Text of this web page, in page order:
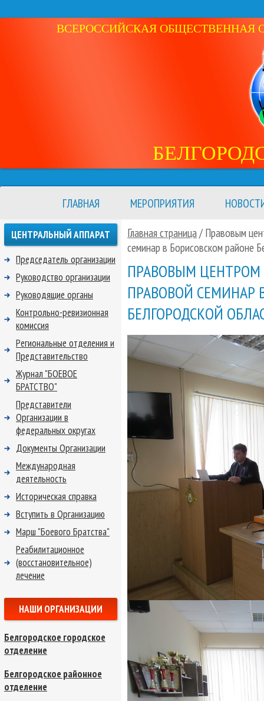
ВСЕРОССИЙСКАЯ ОБЩЕСТВЕННАЯ
ГЛАВНАЯ МЕРОПРИЯТИЯ
Главная страница/ Правовым
семинар в Борисовском районе
ПРАВОВЫМ ЦЕНТРОМ
ПРАВОВОЙ СЕМИНАР
БЕЛГОРОДСКОЙ
ЦЕНТРАЛЬНЫЙ АППАРАТ
Председатель организации
Руководство организации
Руководящие органы
Контрольно-ревизионная
комиссия
Региональные отделения и
Представительство
Журнал "БОЕВОЕ
БРАТСТВО"
Представители
Организации в
федеральных округах
Документы Организации
Международная
деятельность
Историческая справка
Вступить в Организацию
Марш "Боевого Братства"
Реабилитационное
(восстановительное)
лечение
НАШИ ОРГАНИЗАЦИИ
Белгородское городское
отделение
Белгородское районное
отделение